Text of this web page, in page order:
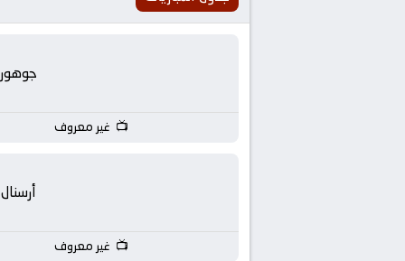
جوهور
غير معروف
أرسنال
غير معروف